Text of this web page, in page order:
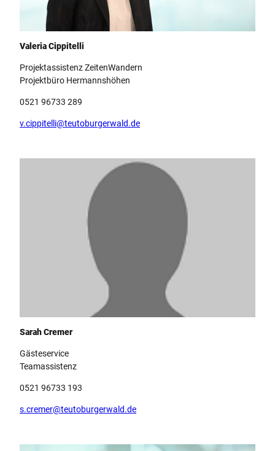
Valeria Cippitelli
Valeria Cippitelli
Projektassistenz ZeitenWandern
Projektbüro Hermannshöhen
0521 96733 289
v.cippitelli@teutoburgerwald.de
Team Teutoburger Wald Tourismus, Portrait Platzhalter
Sarah Cremer
Gästeservice
Teamassistenz
0521 96733 193
s.cremer@teutoburgerwald.de